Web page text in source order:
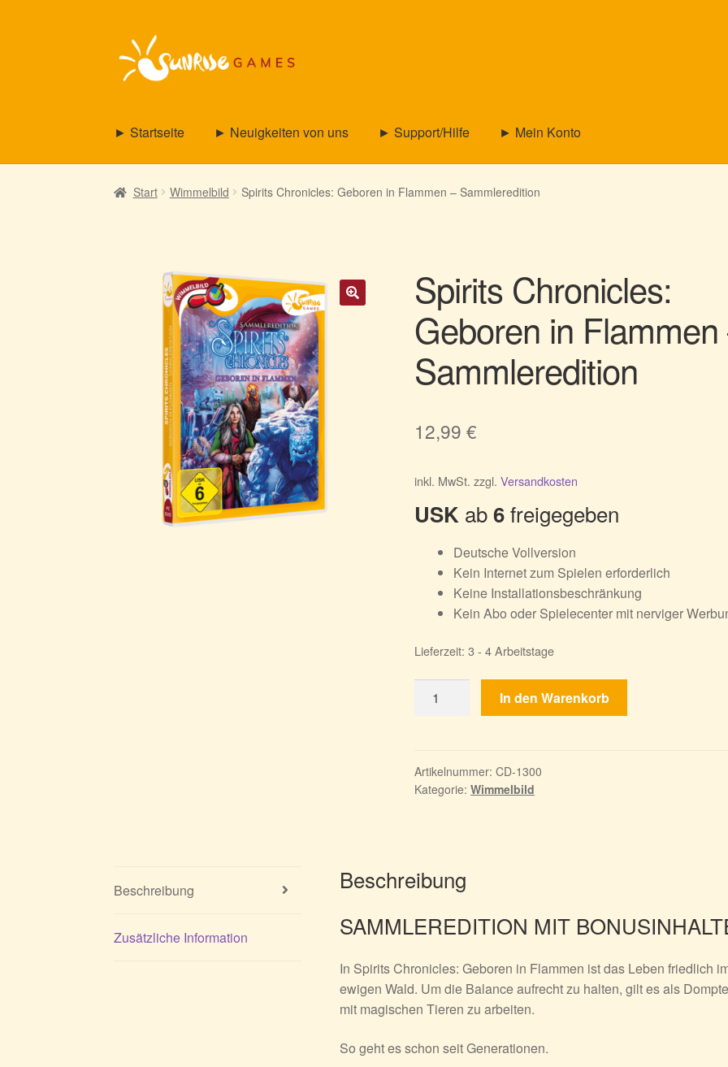
Zur
Navigation
springen
Zum
Inhalt
springen
► Startseite ► Neuigkeiten von uns ► Support/Hilfe ► Mein Konto
Start Wimmelbild Spirits Chronicles: Geboren in Flammen – Sammleredition
Spirits Chronicles:
Geboren in Flammen
Sammleredition
12,99€
inkl. MwSt. zzgl.Versandkosten
USK ab6freigegeben
Deutsche Vollversion
Kein Internet zum Spielen erforderlich
Keine Installationsbeschränkung
Kein Abo oder Spielecenter mit nerviger
Lieferzeit:3 - 4 Arbeitstage
Chronicles:
Flammen
-
In den Warenkorb
Artikelnummer:CD-1300
Kategorie:Wimmelbild
Beschreibung
Zusätzliche Information
Beschreibung
SAMMLEREDITION MIT
In Spirits Chronicles: Geboren in Flammen ist das Leben friedlich
ewigen Wald. Um die Balance aufrecht zu halten, gilt es als
mit magischen Tieren zu arbeiten.
So geht es schon seit Generationen.